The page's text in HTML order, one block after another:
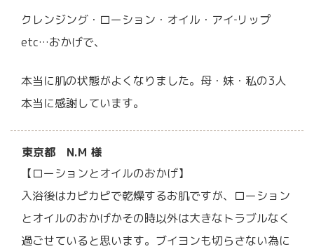
クレンジング・ローション・オイル・アイ‐リップ
etc…おかげで、
本当に肌の状態がよくなりました。母・妹・私の3人
本当に感謝しています。
東京都 N.M 様
【ローションとオイルのおかげ】
入浴後はカピカピで乾燥するお肌ですが、ローション
とオイルのおかげかその時以外は大きなトラブルなく
過ごせていると思います。ブイヨンも切らさない為に